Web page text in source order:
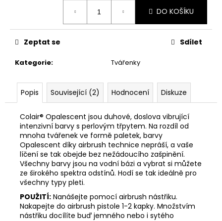
DO KOŠÍKU
Kategorie: Tvářenky
Zeptat se Sdílet
Popis Související (2) Hodnocení Diskuze
Colair® Opalescent jsou duhové, doslova vibrující
intenzivní barvy s perlovým třpytem. Na rozdíl od
mnoha tvářenek ve formě paletek, barvy
Opalescent díky airbrush technice nepráší, a vaše
líčení se tak obejde bez nežádoucího zašpinění.
Všechny barvy jsou na vodní bázi a vybrat si můžete
ze širokého spektra odstínů. Hodí se tak ideálně pro
všechny typy pleti.
POUŽITÍ: Nanášejte pomocí airbrush nástřiku.
Nakapejte do airbrush pistole 1-2 kapky. Množstvím
nástřiku docílíte buď jemného nebo i sytého